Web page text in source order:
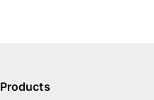
Products